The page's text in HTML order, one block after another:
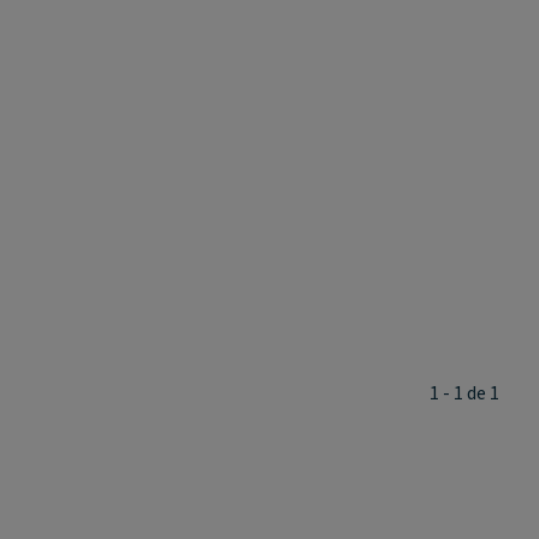
1 - 1 de 1